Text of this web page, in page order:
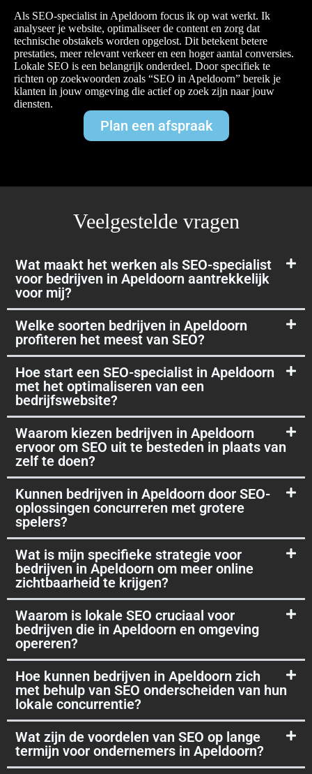
Als SEO-specialist in Apeldoorn focus ik op wat werkt. Ik
analyseer je website, optimaliseer de content en zorg dat
technische obstakels worden opgelost. Dit betekent betere
prestaties, meer relevant verkeer en een hoger aantal conversies.
Lokale SEO is een belangrijk onderdeel. Door specifiek te
richten op zoekwoorden zoals “SEO in Apeldoorn” bereik je
klanten in jouw omgeving die actief op zoek zijn naar jouw
diensten.
Plan een afspraak
Veelgestelde vragen
Wat maakt het werken als SEO-specialist
voor bedrijven in Apeldoorn aantrekkelijk
voor mij?
Welke soorten bedrijven in Apeldoorn
profiteren het meest van SEO?
Hoe start een SEO-specialist in Apeldoorn
met het optimaliseren van een
bedrijfswebsite?
Waarom kiezen bedrijven in Apeldoorn
ervoor om SEO uit te besteden in plaats van
zelf te doen?
Kunnen bedrijven in Apeldoorn door SEO-
oplossingen concurreren met grotere
spelers?
Wat is mijn specifieke strategie voor
bedrijven in Apeldoorn om meer online
zichtbaarheid te krijgen?
Waarom is lokale SEO cruciaal voor
bedrijven die in Apeldoorn en omgeving
opereren?
Hoe kunnen bedrijven in Apeldoorn zich
met behulp van SEO onderscheiden van hun
lokale concurrentie?
Wat zijn de voordelen van SEO op lange
termijn voor ondernemers in Apeldoorn?